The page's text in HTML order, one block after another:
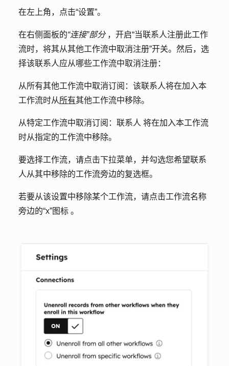
在左上角，点击“设置”。
在右侧面板的“连接”部分 ，开启“当联系人注册此工作
流时，将其从其他工作流中取消注册”开关。然后，选
择该联系人应从哪些工作流中取消注册：
从所有其他工作流中取消订阅： 该联系人将在加入本
工作流时从所有其他工作流中移除。
从特定工作流中取消订阅：联系人 将在加入本工作流
时从指定的工作流中移除。
要选择工作流，请点击 下拉菜单，并勾选您希望联系
人从其中移除的工作流旁边的复选框。
若要从该设置中移除某个工作流，请点击工作流名称
旁边的“x”图标 。